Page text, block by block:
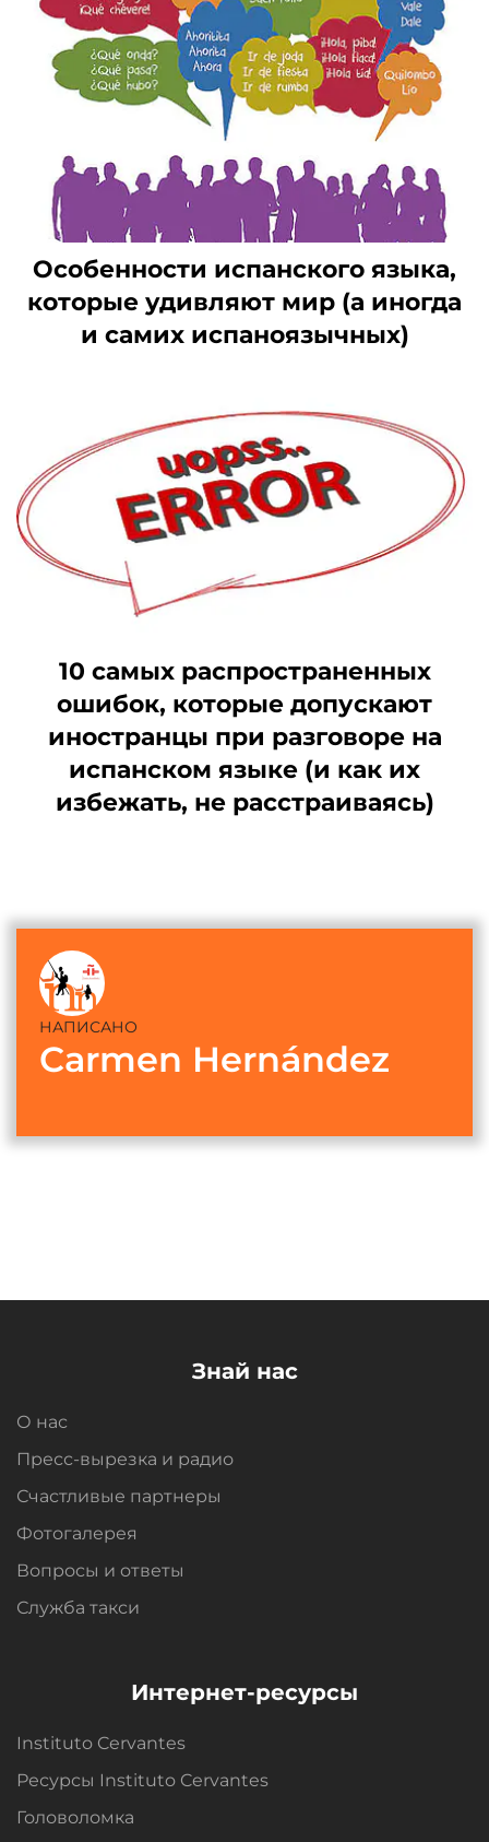
Особенности испанского языка,
которые удивляют мир (а иногда
и самих испаноязычных)
10 самых распространенных
ошибок, которые допускают
иностранцы при разговоре на
испанском языке (и как их
избежать, не расстраиваясь)
НАПИСАНО
Carmen Hernández
Знай нас
О нас
Пресс-вырезка и радио
Счастливые партнеры
Фотогалерея
Вопросы и oтветы
Служба такси
Интернет-ресурсы
Instituto Cervantes
Ресурсы Instituto Cervantes
Головоломка